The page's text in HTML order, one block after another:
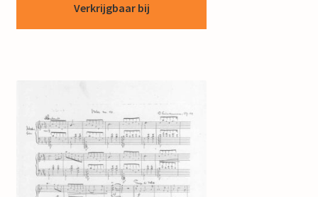
Verkrijgbaar bij